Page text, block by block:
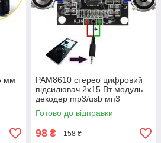
мм
PAM8610 стерео цифровий
підсилювач 2x15 Вт модуль
декодер mp3/usb мп3
Готово до відправки
98 ₴ 158 ₴